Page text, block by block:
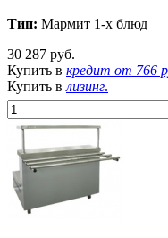
Тип: Мармит 1-х блюд
30 287 руб.
Купить в кредит от 766
Купить в лизинг.